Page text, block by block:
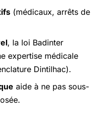
(médicaux, arrêts de
, la loi Badinter
expertise médicale
Dintilhac).
aide à ne pas sous-